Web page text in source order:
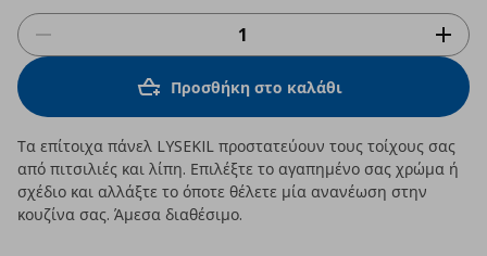
Προσθήκη στο καλάθι
Τα επίτοιχα πάνελ LYSEKIL προστατεύουν τους τοίχους σας
από πιτσιλιές και λίπη. Επιλέξτε το αγαπημένο σας χρώμα ή
σχέδιο και αλλάξτε το όποτε θέλετε μία ανανέωση στην
κουζίνα σας. Άμεσα διαθέσιμο.